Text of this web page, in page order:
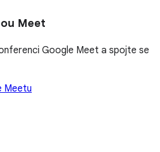
Meet
Google Meet a spojte se
Meetu